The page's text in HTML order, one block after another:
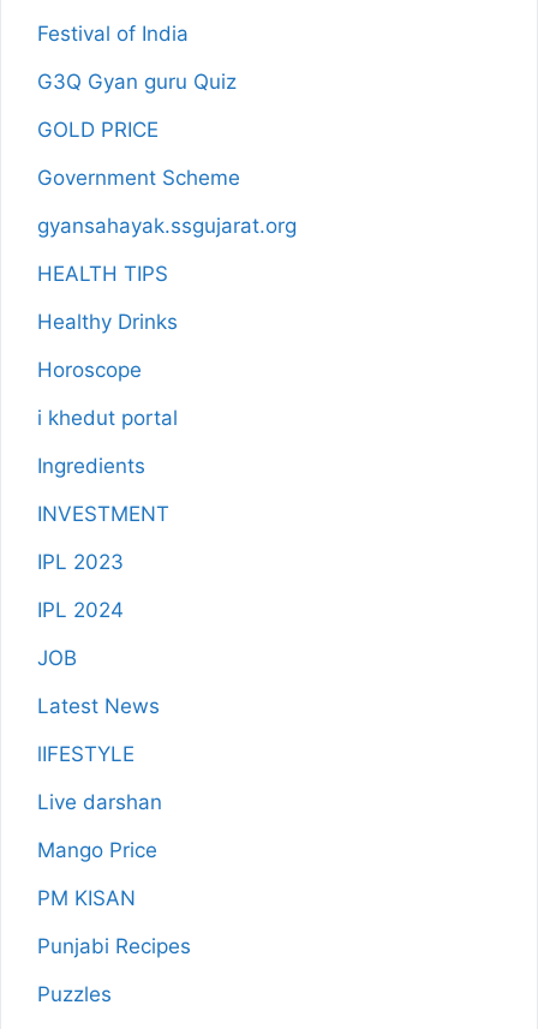
Festival of India
G3Q Gyan guru Quiz
GOLD PRICE
Government Scheme
gyansahayak.ssgujarat.org
HEALTH TIPS
Healthy Drinks
Horoscope
i khedut portal
Ingredients
INVESTMENT
IPL 2023
IPL 2024
JOB
Latest News
lIFESTYLE
Live darshan
Mango Price
PM KISAN
Punjabi Recipes
Puzzles